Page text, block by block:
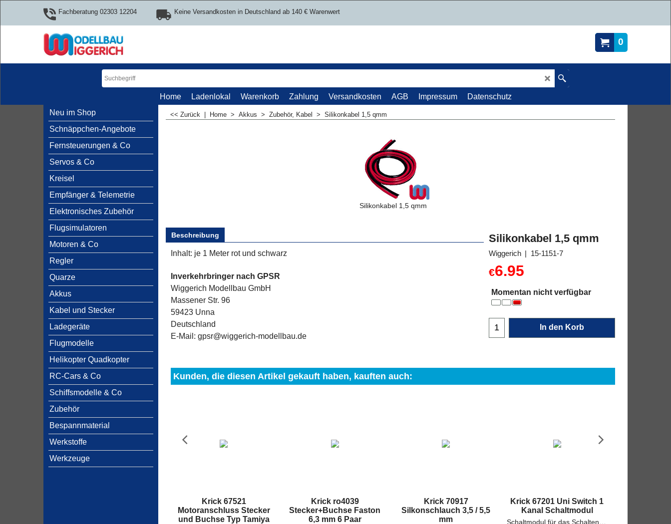
Fachberatung 02303 12204 Keine Versandkosten in Deutschland ab 140 € Warenwert
0
Home Ladenlokal Warenkorb Zahlung Versandkosten AGB Impressum
Datenschutz
Neu im Shop
Schnäppchen-Angebote
Fernsteuerungen & Co
Servos & Co
Kreisel
Empfänger & Telemetrie
Elektronisches Zubehör
Flugsimulatoren
Motoren & Co
Regler
Quarze
Akkus
Kabel und Stecker
Ladegeräte
Flugmodelle
Helikopter Quadkopter
RC-Cars & Co
Schiffsmodelle & Co
Zubehör
Bespannmaterial
Werkstoffe
Werkzeuge
<< Zurück Home > Akkus > Zubehör, Kabel > Silikonkabel 1,5 qmm
Silikonkabel 1,5 qmm
Silikonkabel 1,5 qmm
Wiggerich 15-1151-7
€6.95
Momentan nicht verfügbar
In den Korb
Beschreibung
Inhalt: je 1 Meter rot und schwarz
Inverkehrbringer nach GPSR
Wiggerich Modellbau GmbH
Massener Str. 96
59423 Unna
Deutschland
E-Mail: gpsr@wiggerich-modellbau.de
Kunden, die diesen Artikel gekauft haben, kauften auch:
Krick 67521
Motoranschluss Stecker
und Buchse Typ Tamiya
Krick ro4039
Stecker+Buchse Faston
6,3 mm 6 Paar
Krick 70917
Silkonschlauch 3,5 / 5,5
mm
Krick 67201 Uni Switch 1
Kanal Schaltmodul